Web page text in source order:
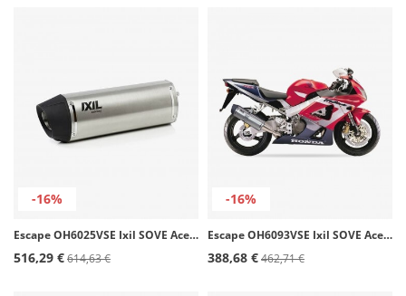
-16%
Escape OH6025VSE Ixil SOVE Acero para Honda Forza / X-ADV 750 (25)
516,29 €614,63 €
-16%
Escape OH6093VSE Ixil SOVE Acero para Honda CBR 900 RR (98-99)
388,68 €462,71 €